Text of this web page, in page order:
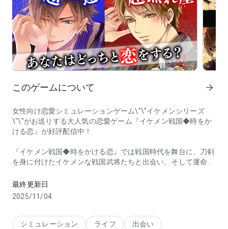
このゲームについて arrow_forward
女性向け恋愛シミュレーションゲーム\"\"イケメンシリーズ
\"\"がお送りする大人気の恋愛ゲーム『イケメン戦国◆時をか
ける恋』が好評配信中！
『イケメン戦国◆時をかける恋』では戦国時代を舞台に、刀剣
を身に付けたイケメンな戦国武将たちと出会い、そして運命を
毎日無料で5枚ずつ配られる物語券で、女性なら誰もが夢見る
壁ドンや顎クイなど、ドキドキする恋愛シチュエーションを体
最終更新日
2025/11/04
シミュレーション ライフ
出会い